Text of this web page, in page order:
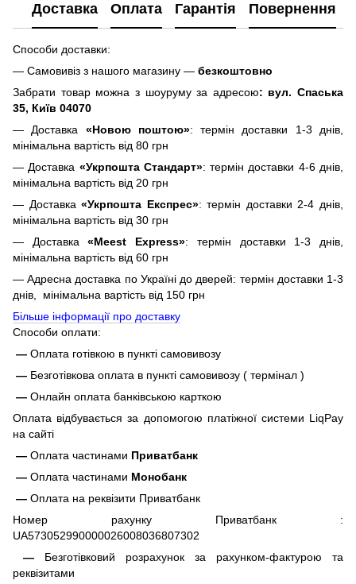
Доставка Оплата Гарантія Повернення
Способи доставки:
— Самовивіз з нашого магазину — безкоштовно
Забрати товар можна з шоуруму за адресою: вул. Спаська
35, Київ 04070
— Доставка «Новою поштою»: термін доставки 1-3 днів,
мінімальна вартість від 80 грн
— Доставка «Укрпошта Стандарт»: термін доставки 4-6 днів,
мінімальна вартість від 20 грн
— Доставка«Укрпошта Експрес»: термін доставки 2-4 днів,
мінімальна вартість від 30 грн
— Доставка«Meest Express»: термін доставки 1-3 днів,
мінімальна вартість від 60 грн
— Адресна доставка по Україні до дверей: термін доставки 1-3
днів, мінімальна вартість від 150 грн
Більше інформації про доставку
Способи оплати:
— Оплата готівкою в пункті самовивозу
— Безготівкова оплата в пункті самовивозу ( термінал )
— Онлайн оплата банківською карткою
Оплата відбувається за допомогою платіжної системи LiqPay
на сайті
— Оплата частинами Приватбанк
— Оплата частинами Монобанк
— Оплата на реквізити Приватбанк
Номер рахунку Приватбанк :
UA573052990000026008036807302
— Безготівковий розрахунок за рахунком-фактурою та
реквізитами